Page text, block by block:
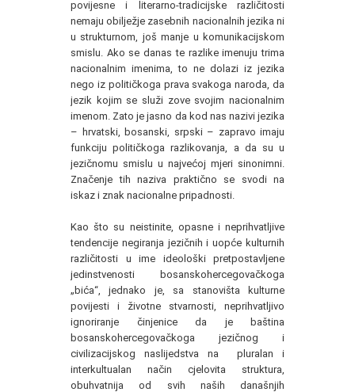
povijesne i literarno-tradicijske različitosti
nemaju obilježje zasebnih nacionalnih jezika ni
u strukturnom, još manje u komunikacijskom
smislu. Ako se danas te razlike imenuju trima
nacionalnim imenima, to ne dolazi iz jezika
nego iz političkoga prava svakoga naroda, da
jezik kojim se služi zove svojim nacionalnim
imenom. Zato je jasno da kod nas nazivi jezika
– hrvatski, bosanski, srpski – zapravo imaju
funkciju političkoga razlikovanja, a da su u
jezičnomu smislu u najvećoj mjeri sinonimni.
Značenje tih naziva praktično se svodi na
iskaz i znak nacionalne pripadnosti.
Kao što su neistinite, opasne i neprihvatljive
tendencije negiranja jezičnih i uopće kulturnih
različitosti u ime ideološki pretpostavljene
jedinstvenosti bosanskohercegovačkoga
„bića“, jednako je, sa stanovišta kulturne
povijesti i životne stvarnosti, neprihvatljivo
ignoriranje činjenice da je baština
bosanskohercegovačkoga jezičnog i
civilizacijskog naslijedstva na pluralan i
interkultualan način cjelovita struktura,
obuhvatnija od svih naših današnjih